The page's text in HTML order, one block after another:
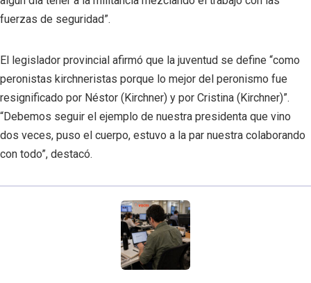
fuerzas de seguridad”.
El legislador provincial afirmó que la juventud se define “como
peronistas kirchneristas porque lo mejor del peronismo fue
resignificado por Néstor (Kirchner) y por Cristina (Kirchner)”.
“Debemos seguir el ejemplo de nuestra presidenta que vino
dos veces, puso el cuerpo, estuvo a la par nuestra colaborando
con todo”, destacó.